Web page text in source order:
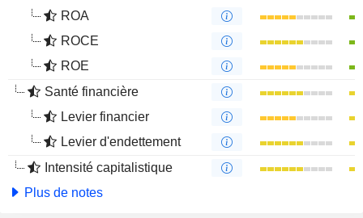
ROA
ROCE
ROE
Santé financière
Levier financier
Levier d'endettement
Intensité capitalistique
Plus de notes